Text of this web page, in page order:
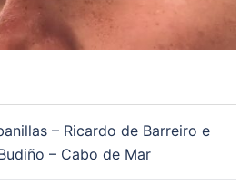
– Ricardo de Barreiro e
– Cabo de Mar